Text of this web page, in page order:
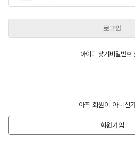
로그인
아이디 찾기 비밀번호
아직 회원이 아니신
회원가입